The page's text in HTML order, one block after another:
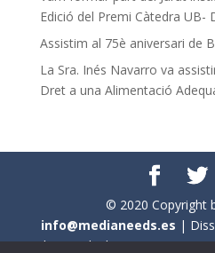
Edició del Premi Càtedra UB-
Assistim al 75è aniversari de
La Sra. Inés Navarro va
Dret a una Alimentació
© 2020 Copyright
info@medianeeds.es |
| Tots els drets reservats a